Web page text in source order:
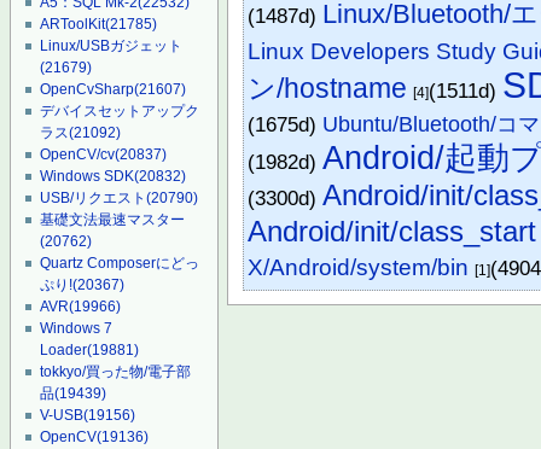
ARToolKit(21785)
Linux/USBガジェット
(21679)
OpenCvSharp(21607)
デバイスセットアップク
ラス(21092)
OpenCV/cv(20837)
Windows SDK(20832)
USB/リクエスト(20790)
基礎文法最速マスター
(20762)
Quartz Composerにどっ
ぷり!(20367)
AVR(19966)
Windows 7
Loader(19881)
tokkyo/買った物/電子部
品(19439)
V-USB(19156)
OpenCV(19136)
(1487d) Linux/Bluetooth/
Linux Developers Study
ン/hostname [4](1511d)
(1675d) Ubuntu/Bluetooth/コ
(1982d)Android/起動
(3300d)Android/init/
Android/init/class_start
X/Android/system/bin [1]